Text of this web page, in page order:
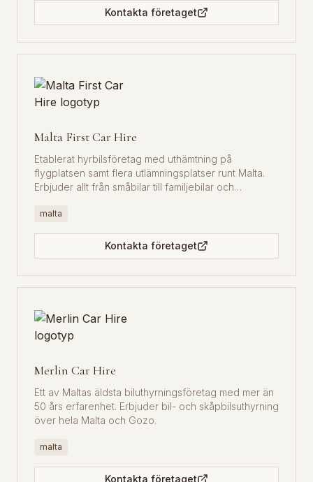
Kontakta företaget
Malta First Car Hire
Etablerat hyrbilsföretag med uthämtning på
flygplatsen samt flera utlämningsplatser runt Malta.
Erbjuder allt från småbilar till familjebilar och
malta
Kontakta företaget
Merlin Car Hire
Ett av Maltas äldsta biluthyrningsföretag med mer än
50 års erfarenhet. Erbjuder bil- och skåpbilsuthyrning
över hela Malta och Gozo.
malta
Kontakta företaget